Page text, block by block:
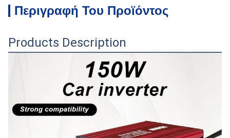
Περιγραφή Του Προϊόντος
Products Description